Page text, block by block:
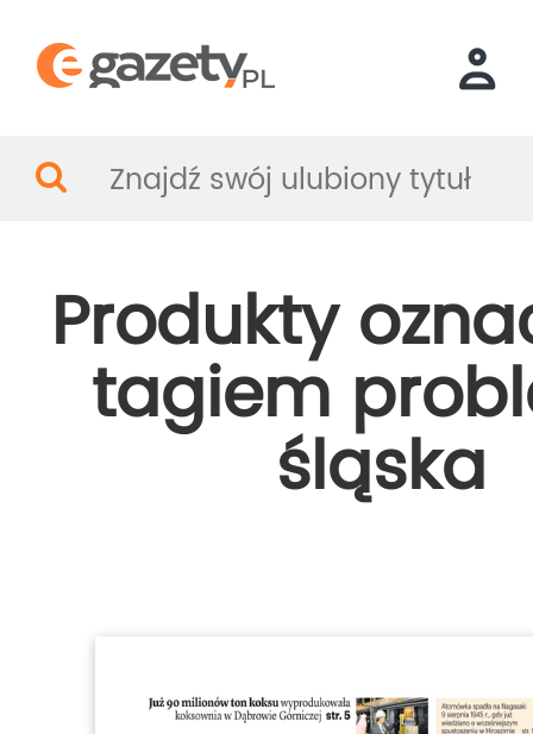
Produkty
tagiem
śląska